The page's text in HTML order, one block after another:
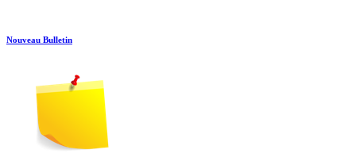
Nouveau Bulletin